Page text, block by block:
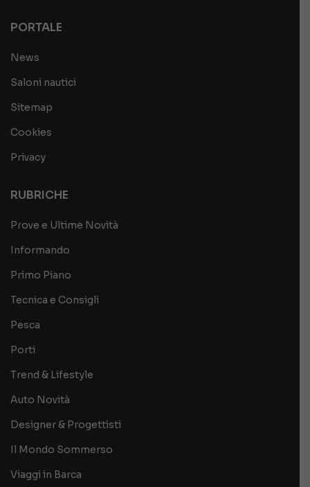
PORTALE
News
Saloni nautici
Sitemap
Cookies
Privacy
RUBRICHE
Prove e Ultime Novità
Informando
Primo Piano
Tecnica e Consigli
Pesca
Porti
Trend & Lifestyle
Auto Novità
Designer & Progettisti
Il Mondo Sommerso
Viaggi in Barca